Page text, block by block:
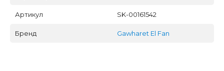
Артикул SK-00161542
Бренд Gawharet El Fan